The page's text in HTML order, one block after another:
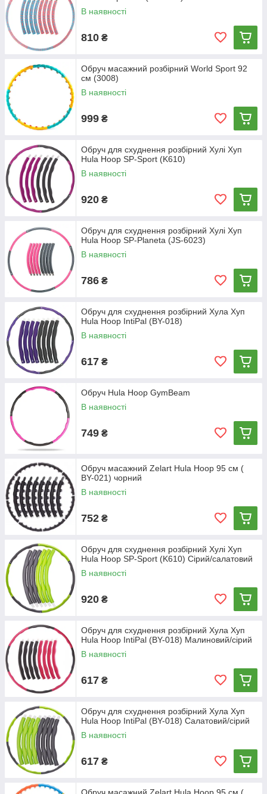
В наявності
810 ₴
Обруч масажний розбірний World Sport 92
см (3008)
В наявності
999 ₴
Обруч для схуднення розбірний Хулі Хуп
Hula Hoop SP-Sport (K610)
В наявності
920 ₴
Обруч для схуднення розбірний Хулі Хуп
Hula Hoop SP-Planeta (JS-6023)
В наявності
786 ₴
Обруч для схуднення розбірний Хула Хуп
Hula Hoop IntiPal (BY-018)
В наявності
617 ₴
Обруч Hula Hoop GymBeam
В наявності
749 ₴
Обруч масажний Zelart Hula Hoop 95 см (
BY-021) чорний
В наявності
752 ₴
Обруч для схуднення розбірний Хулі Хуп
Hula Hoop SP-Sport (K610) Сірий/салатовий
В наявності
920 ₴
Обруч для схуднення розбірний Хула Хуп
Hula Hoop IntiPal (BY-018) Малиновий/сірий
В наявності
617 ₴
Обруч для схуднення розбірний Хула Хуп
Hula Hoop IntiPal (BY-018) Салатовий/сірий
В наявності
617 ₴